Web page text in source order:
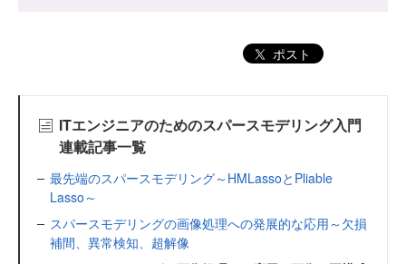
ポスト
ITエンジニアのためのスパースモデリング入門
連載記事一覧
最先端のスパースモデリング～HMLassoとPliable
Lasso～
スパースモデリングの画像処理への発展的な応用～欠損
補間、異常検知、超解像